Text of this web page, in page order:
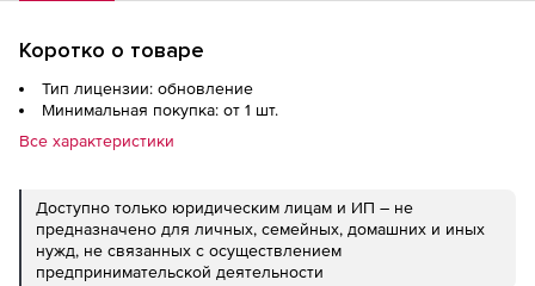
Коротко о товаре
Тип лицензии: обновление
Минимальная покупка: от 1 шт.
Все характеристики
Доступно только юридическим лицам и ИП – не
предназначено для личных, семейных, домашних и иных
нужд, не связанных с осуществлением
предпринимательской деятельности